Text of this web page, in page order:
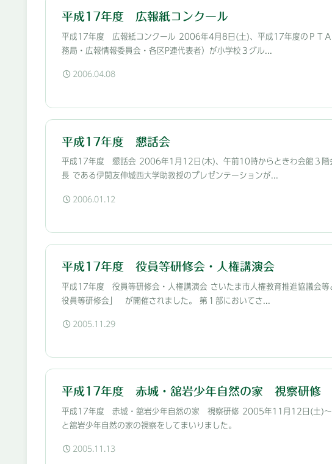
平成17年度 広報紙コンクール
平成17年度 広報紙コンクール 2006年4月8日(土)、平成17年度のＰＴＡ
務局・広報情報委員会・各区P連代表者）が小学校３グル...
2006.04.08
平成17年度 懇話会
平成17年度 懇話会 2006年1月12日(木)、午前10時からときわ会館３階
長 である伊関友伸城西大学助教授のプレゼンテーションが...
2006.01.12
平成17年度 役員等研修会・人権講演会
平成17年度 役員等研修会・人権講演会 さいたま市人権教育推進協議
役員等研修会」 が開催されました。 第１部においてさ...
2005.11.29
平成17年度 赤城・舘岩少年自然の家 視察研修
平成17年度 赤城・舘岩少年自然の家 視察研修 2005年11月12日(土)～
と舘岩少年自然の家の視察をしてまいりました。
2005.11.13